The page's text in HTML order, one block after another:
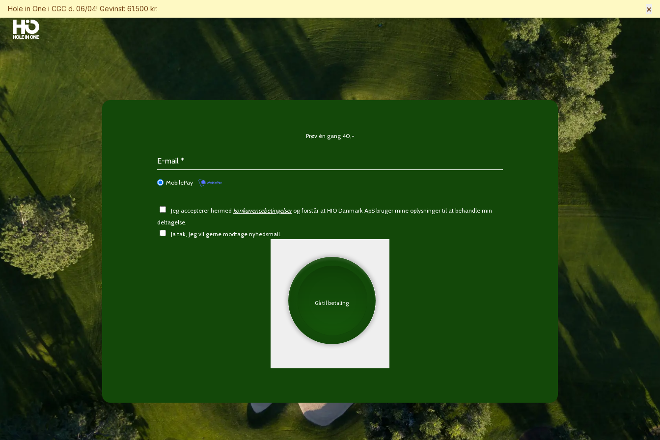
Hole in One i CGC d. 06/04! Gevinst: 61.500 kr. ×
Prøv én gang 40,-
MobilePay
Jeg accepterer hermed konkurrencebetingelserog forstår at HIO Danmark ApS bruger mine oplysninger til at behandle min
deltagelse.
Ja tak, jeg vil gerne modtage nyhedsmail.
Gå til betaling